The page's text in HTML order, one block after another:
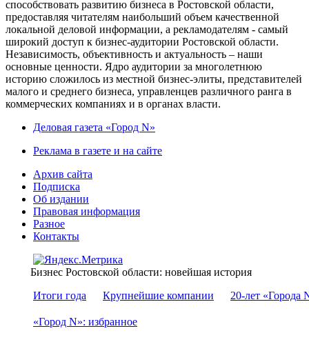
способствовать развитию бизнеса в Ростовской области,
предоставляя читателям наибольший объем качественной
локальной деловой информации, а рекламодателям - самый
широкий доступ к бизнес-аудитории Ростовской области.
Независимость, объективность и актуальность – наши
основные ценности. Ядро аудитории за многолетнюю
историю сложилось из местной бизнес-элиты, представителей
малого и среднего бизнеса, управленцев различного ранга в
коммерческих компаниях и в органах власти.
Деловая газета «Город N»
Реклама в газете и на сайте
Архив сайта
Подписка
Об издании
Правовая информация
Разное
Контакты
Бизнес Ростовской области: новейшая история
Итоги года
Крупнейшие компании 20-лет «Города
«Город N»: избранное